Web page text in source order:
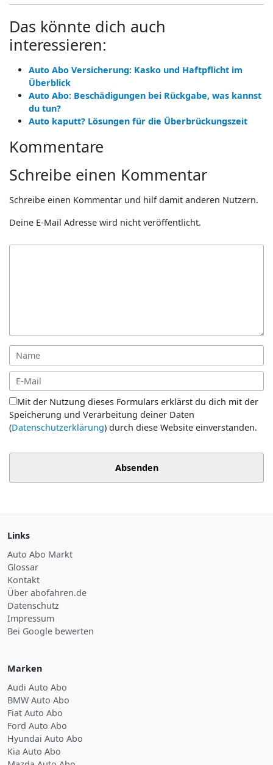
Das könnte dich auch
interessieren:
Auto Abo Versicherung: Kasko und Haftpflicht im
Überblick
Auto Abo: Beschädigungen bei Rückgabe, was kannst
du tun?
Auto kaputt? Lösungen für die Überbrückungszeit
Kommentare
Schreibe einen Kommentar
Schreibe einen Kommentar und hilf damit anderen Nutzern.
Deine E-Mail Adresse wird nicht veröffentlicht.
Mit der Nutzung dieses Formulars erklärst du dich mit der
Speicherung und Verarbeitung deiner Daten
(Datenschutzerklärung) durch diese Website einverstanden.
Absenden
Links
Auto Abo Markt
Glossar
Kontakt
Über abofahren.de
Datenschutz
Impressum
Bei Google bewerten
Marken
Audi Auto Abo
BMW Auto Abo
Fiat Auto Abo
Ford Auto Abo
Hyundai Auto Abo
Kia Auto Abo